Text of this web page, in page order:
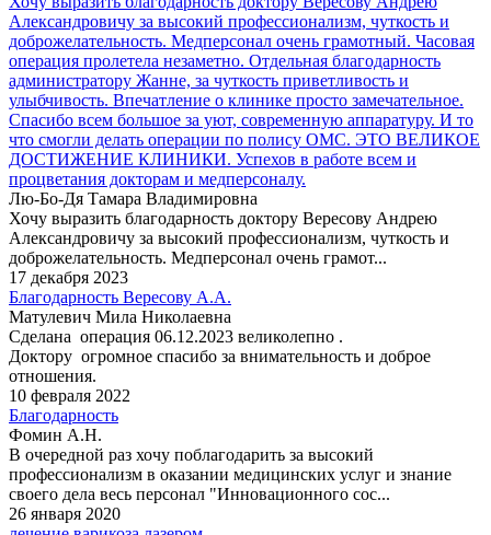
Александровичу за высокий профессионализм, чуткость и
доброжелательность. Медперсонал очень грамотный. Часовая
операция пролетела незаметно. Отдельная благодарность
администратору Жанне, за чуткость приветливость и
улыбчивость. Впечатление о клинике просто замечательное.
Спасибо всем большое за уют, современную аппаратуру. И то
что смогли делать операции по полису ОМС. ЭТО ВЕЛИКОЕ
ДОСТИЖЕНИЕ КЛИНИКИ. Успехов в работе всем и
процветания докторам и медперсоналу.
Лю-Бо-Дя Тамара Владимировна
Хочу выразить благодарность доктору Вересову Андрею
Александровичу за высокий профессионализм, чуткость и
доброжелательность. Медперсонал очень грамот...
17 декабря 2023
Благодарность Вересову А.А.
Матулевич Мила Николаевна
Сделана операция 06.12.2023 великолепно .
Доктору огромное спасибо за внимательность и доброе
отношения.
10 февраля 2022
Благодарность
Фомин А.Н.
В очередной раз хочу поблагодарить за высокий
профессионализм в оказании медицинских услуг и знание
своего дела весь персонал "Инновационного сос...
26 января 2020